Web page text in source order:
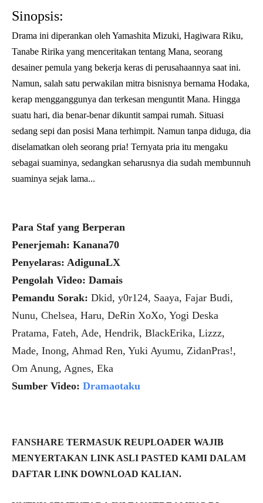
Sinopsis:
Drama ini diperankan oleh Yamashita Mizuki, Hagiwara Riku,
Tanabe Ririka yang menceritakan tentang Mana, seorang
desainer pemula yang bekerja keras di perusahaannya saat ini.
Namun, salah satu perwakilan mitra bisnisnya bernama Hodaka,
kerap mengganggunya dan terkesan menguntit Mana. Hingga
suatu hari, dia benar-benar dikuntit sampai rumah. Situasi
sedang sepi dan posisi Mana terhimpit. Namun tanpa diduga, dia
diselamatkan oleh seorang pria! Ternyata pria itu mengaku
sebagai suaminya, sedangkan seharusnya dia sudah membunnuh
suaminya sejak lama...
Para Staf yang Berperan
Penerjemah: Kanana70
Penyelaras: AdigunaLX
Pengolah Video: Damais
Pemandu Sorak: Dkid, y0r124, Saaya, Fajar Budi,
Nunu, Chelsea, Haru, DeRin XoXo, Yogi Deska
Pratama, Fateh, Ade, Hendrik, BlackErika, Lizzz,
Made, Inong, Ahmad Ren, Yuki Ayumu, ZidanPras!,
Om Anung, Agnes, Eka
Sumber Video: Dramaotaku
FANSHARE TERMASUK REUPLOADER WAJIB
MENYERTAKAN LINK ASLI PASTED KAMI DALAM
DAFTAR LINK DOWNLOAD KALIAN.